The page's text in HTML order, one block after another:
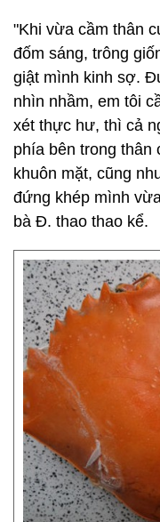
"Khi vừa cầm thân
đốm sáng, trông
giật mình kinh sợ.
nhìn nhầm, em tôi
xét thực hư, thì cả
phía bên trong thân
khuôn mặt, cũng
đứng khép mình
bà Đ. thao thao kể.